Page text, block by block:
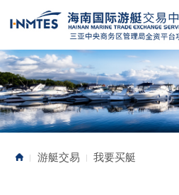
| 游艇交易 | 我要买艇